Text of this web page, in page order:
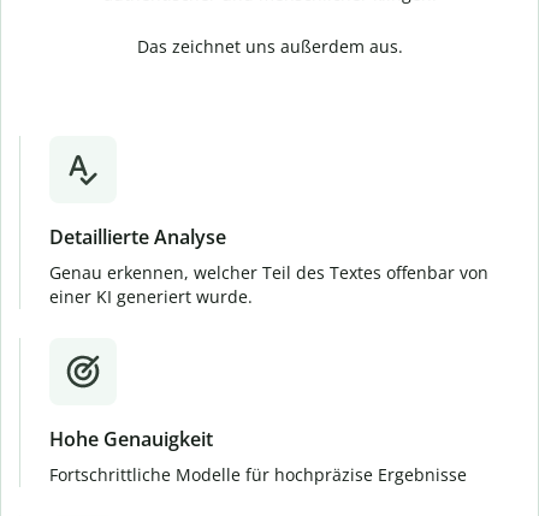
Das zeichnet uns außerdem aus.
Detaillierte Analyse
Genau erkennen, welcher Teil des Textes offenbar von
einer KI generiert wurde.
Hohe Genauigkeit
Fortschrittliche Modelle für hochpräzise Ergebnisse